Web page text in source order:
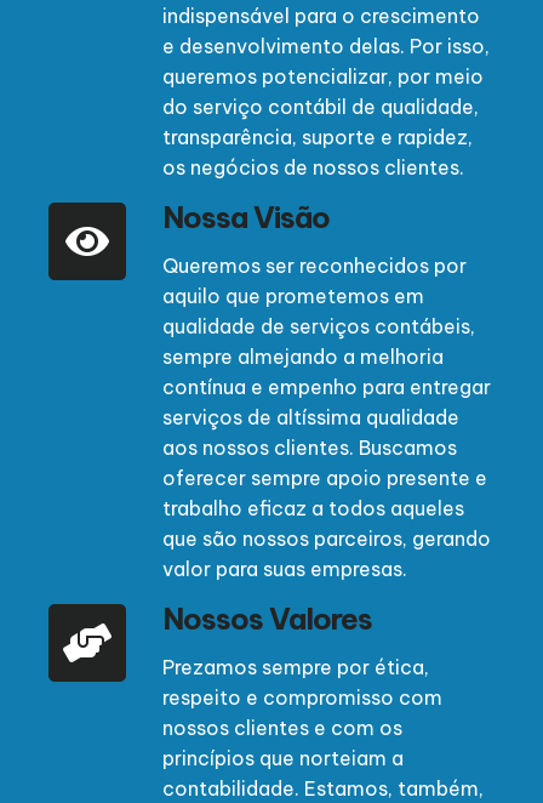
indispensável para o crescimento
e desenvolvimento delas. Por isso,
queremos potencializar, por meio
do serviço contábil de qualidade,
transparência, suporte e rapidez,
os negócios de nossos clientes.
Nossa Visão
Queremos ser reconhecidos por
aquilo que prometemos em
qualidade de serviços contábeis,
sempre almejando a melhoria
contínua e empenho para entregar
serviços de altíssima qualidade
aos nossos clientes. Buscamos
oferecer sempre apoio presente e
trabalho eficaz a todos aqueles
que são nossos parceiros, gerando
valor para suas empresas.
Nossos Valores
Prezamos sempre por ética,
respeito e compromisso com
nossos clientes e com os
princípios que norteiam a
contabilidade. Estamos, também,